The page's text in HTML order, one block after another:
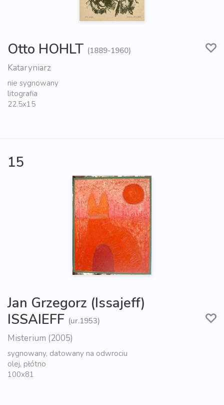
Otto HOHLT (1889-1960)
Kataryniarz
nie sygnowany
litografia
22.5x15
15
Jan Grzegorz (Issajeff)
ISSAIEFF (ur.1953)
Misterium (2005)
sygnowany, datowany na odwrociu
olej, płótno
100x81